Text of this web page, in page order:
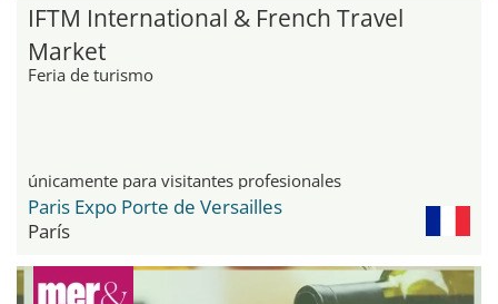
IFTM International & French Travel
Market
Feria de turismo
únicamente para visitantes profesionales
Paris Expo Porte de Versailles
París